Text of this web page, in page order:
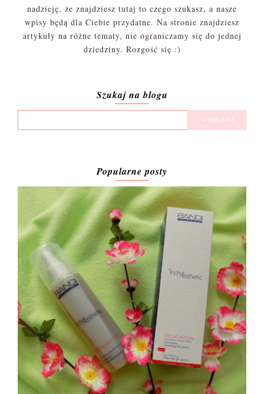
nadzieję, że znajdziesz tutaj to czego szukasz, a nasze
wpisy będą dla Ciebie przydatne. Na stronie znajdziesz
artykuły na różne tematy, nie ograniczamy się do jednej
dziedziny. Rozgość się :)
Szukaj na blogu
Popularne posty